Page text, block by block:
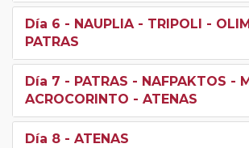
Día 6 - NAUPLIA - TRIPOLI -
PATRAS
Día 7 - PATRAS - NAFPAKTOS -
ACROCORINTO - ATENAS
Día 8 - ATENAS